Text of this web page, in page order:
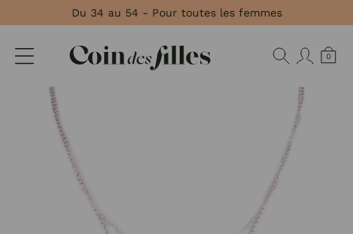
Du 34 au 54 - Pour toutes les femmes
0
Panneau de gestion des cookies